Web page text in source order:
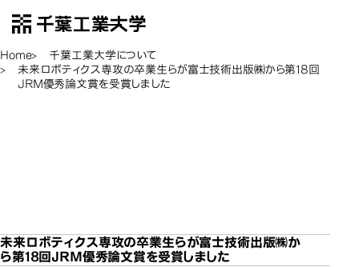
千葉工業大学
Open Menu
Home
千葉工業大学について
未来ロボティクス専攻の卒業生らが富士技術出版㈱から第18回
JRM優秀論文賞を受賞しました
文賞を受賞しました
文賞を受賞しました
文賞を受賞しました
文賞を受賞しました
未来ロボティクス専攻の卒業生らが富士技術出版㈱か
ら第18回JRM優秀論文賞を受賞しました